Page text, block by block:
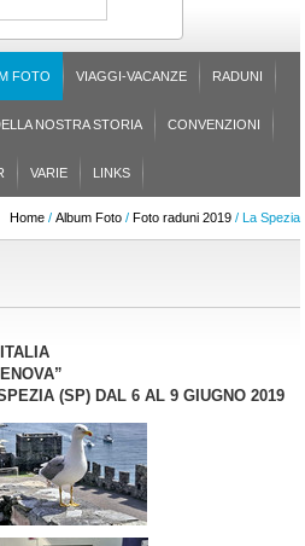
FOTO VIAGGI-VACANZE RADUNI
NOSTRA STORIA CONVENZIONI
VARIE LINKS
Home/ Album Foto/ Foto raduni 2019/ La Spezia
(SP) DAL 6 AL 9 GIUGNO 2019